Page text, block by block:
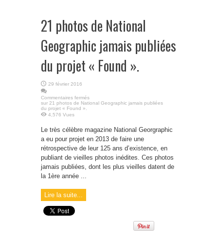
21 photos de National
Geographic jamais publiées
du projet « Found ».
29 février 2016
Commentaires fermés
sur 21 photos de National Geographic jamais publiées
du projet « Found ».
4,576 Vues
Le très célèbre magazine National Georgraphic
a eu pour projet en 2013 de faire une
rétrospective de leur 125 ans d’existence, en
publiant de vieilles photos inédites. Ces photos
jamais publiées, dont les plus vieilles datent de
la 1ère année ...
Lire la suite...